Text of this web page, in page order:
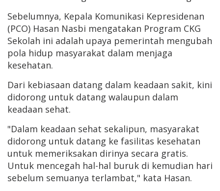
Sebelumnya, Kepala Komunikasi Kepresidenan
(PCO) Hasan Nasbi mengatakan Program CKG
Sekolah ini adalah upaya pemerintah mengubah
pola hidup masyarakat dalam menjaga
kesehatan.
Dari kebiasaan datang dalam keadaan sakit, kini
didorong untuk datang walaupun dalam
keadaan sehat.
"Dalam keadaan sehat sekalipun, masyarakat
didorong untuk datang ke fasilitas kesehatan
untuk memeriksakan dirinya secara gratis.
Untuk mencegah hal-hal buruk di kemudian hari
sebelum semuanya terlambat," kata Hasan.